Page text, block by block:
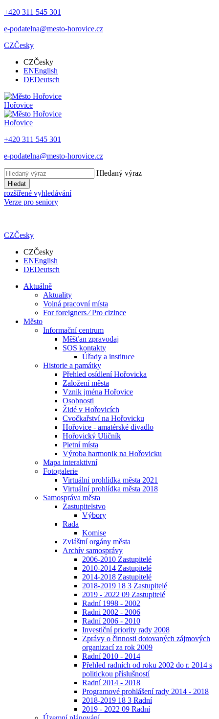
+420 311 545 301
e-podatelna@mesto-horovice.cz
CZČesky
CZČesky
ENEnglish
DEDeutsch
Hořovice
Hořovice
+420 311 545 301
e-podatelna@mesto-horovice.cz
Hledaný výraz
Hledat
rozšířené vyhledávání
Verze pro seniory
CZČesky
CZČesky
ENEnglish
DEDeutsch
Aktuálně
Aktuality
Volná pracovní místa
For foreigners ⁄ Pro cizince
Město
Informační centrum
Měšťan zpravodaj
SOS kontakty
Úřady a instituce
Historie a památky
Přehled osídlení Hořovicka
Založení města
Vznik jména Hořovice
Osobnosti
Židé v Hořovicích
Cvočkařství na Hořovicku
Hořovice - amatérské divadlo
Hořovický Uličník
Pietní místa
Výroba harmonik na Hořovicku
Mapa interaktivní
Fotogalerie
Virtuální prohlídka města 2021
Virtuální prohlídka města 2018
Samospráva města
Zastupitelstvo
Výbory
Rada
Komise
Zvláštní orgány města
Archív samosprávy
2006-2010 Zastupitelé
2010-2014 Zastupitelé
2014-2018 Zastupitelé
2018-2019 18 3 Zastupitelé
2019 - 2022 09 Zastupitelé
Radní 1998 - 2002
Radni 2002 - 2006
Radní 2006 - 2010
Investiční priority rady 2008
Zprávy o činnosti dotovaných zájmových
organizací za rok 2009
Radní 2010 - 2014
Přehled radních od roku 2002 do r. 2014 s
politickou příslušností
Radní 2014 - 2018
Programové prohlášení rady 2014 - 2018
2018-2019 18 3 Radní
2019 - 2022 09 Radní